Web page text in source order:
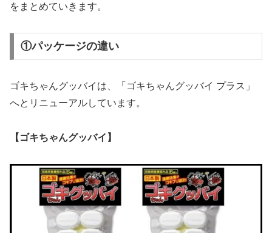
をまとめていきます。
①パッケージの違い
ゴキちゃんグッバイは、
「ゴキちゃんグッバイ プラス」
へとリニューアルしています。
【ゴキちゃんグッバイ】